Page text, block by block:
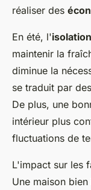
réaliser des
En été, l'
maintenir la
diminue la
se traduit par
De plus, une
intérieur plus
fluctuations de
L'impact sur les
Une maison